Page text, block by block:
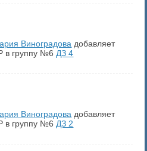
Виноградова добавляет
в группу №6ДЗ 4
Виноградова добавляет
в группу №6 ДЗ 2